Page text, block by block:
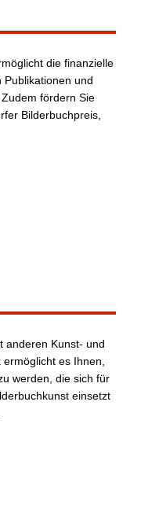
die finanzielle
Publikationen und
fördern Sie
Bilderbuchpreis,
anderen Kunst- und
es Ihnen,
werden, die sich für
einsetzt